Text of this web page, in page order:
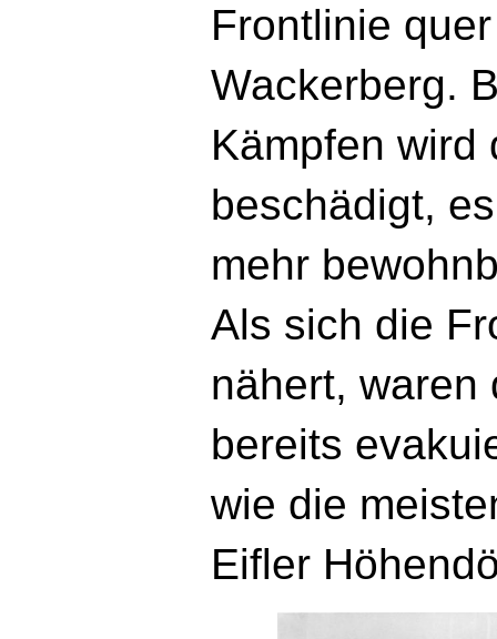
Frontlinie
Wackerberg.
Kämpfen wird
beschädigt,
mehr
Als sich die
nähert, waren
bereits
wie die
Eifler